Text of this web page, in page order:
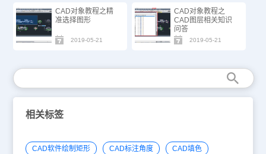
CAD对象教程之精
准选择图形
2019-05-21
CAD对象教程之
CAD图层相关知识
问答
2019-05-21
相关标签
CAD软件绘制矩形 CAD标注角度 CAD填色